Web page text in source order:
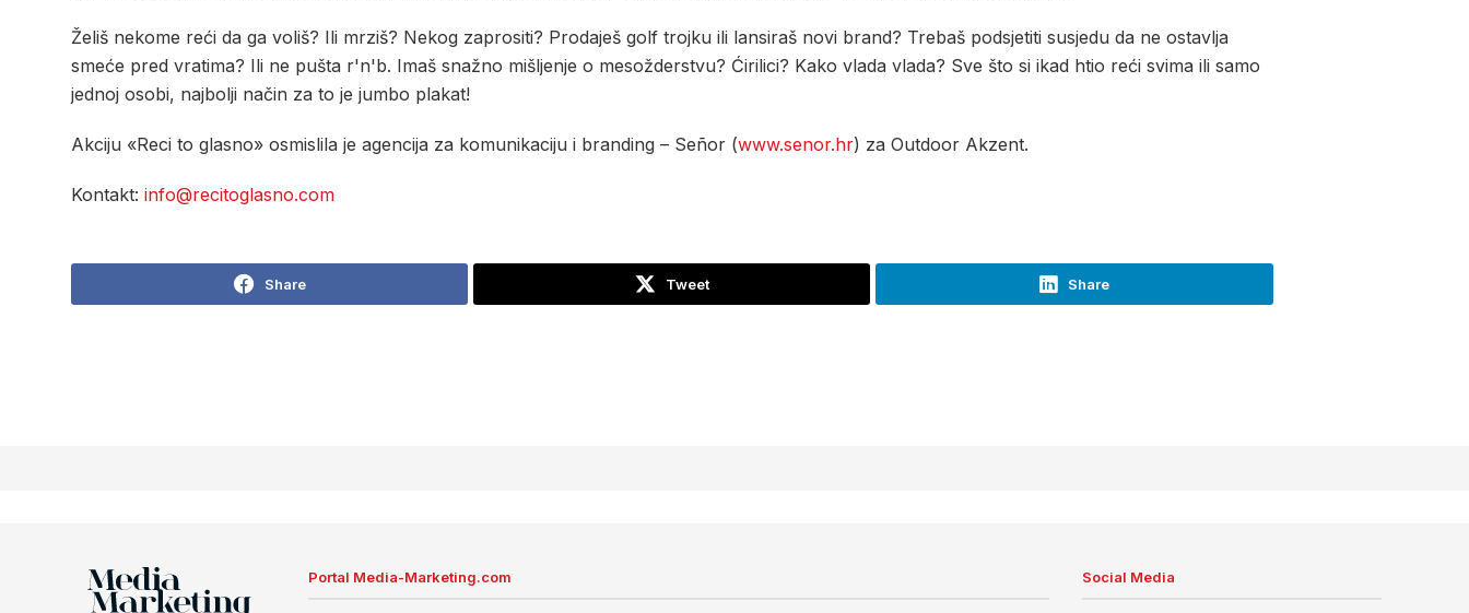
Želiš nekome reći da ga voliš? Ili mrziš? Nekog zaprositi? Prodaješ golf trojku ili lansiraš novi brand? Trebaš podsjetiti susjedu da ne ostavlja
smeće pred vratima? Ili ne pušta r'n'b. Imaš snažno mišljenje o mesožderstvu? Ćirilici? Kako vlada vlada? Sve što si ikad htio reći svima ili samo
jednoj osobi, najbolji način za to je jumbo plakat!
Akciju «Reci to glasno» osmislila je agencija za komunikaciju i branding – Señor (www.senor.hr) za Outdoor Akzent.
Kontakt: info@recitoglasno.com
Share Tweet Share
Portal Media-Marketing.com Social Media